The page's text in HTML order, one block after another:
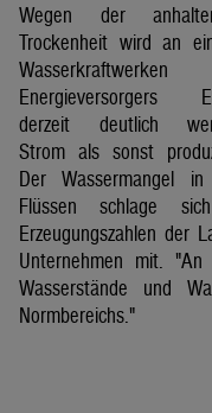
Wegen der
Trockenheit wird an
Wasserkraftwerken
Energieversorgers
derzeit deutlich
Strom als sonst
Der Wassermangel
Flüssen schlage
Erzeugungszahlen der
Unternehmen mit.
Wasserstände und
Normbereichs."